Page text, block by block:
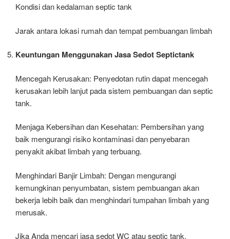
Kondisi dan kedalaman septic tank
Jarak antara lokasi rumah dan tempat pembuangan limbah
Keuntungan Menggunakan Jasa Sedot Septictank
Mencegah Kerusakan: Penyedotan rutin dapat mencegah
kerusakan lebih lanjut pada sistem pembuangan dan septic
tank.
Menjaga Kebersihan dan Kesehatan: Pembersihan yang
baik mengurangi risiko kontaminasi dan penyebaran
penyakit akibat limbah yang terbuang.
Menghindari Banjir Limbah: Dengan mengurangi
kemungkinan penyumbatan, sistem pembuangan akan
bekerja lebih baik dan menghindari tumpahan limbah yang
merusak.
Jika Anda mencari jasa sedot WC atau septic tank,